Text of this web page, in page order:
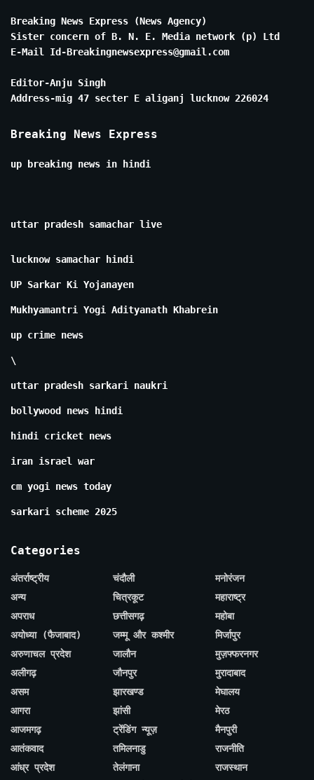
Breaking News Express (News Agency)
Sister concern of B. N. E. Media network (p) Ltd
E-Mail Id-Breakingnewsexpress@gmail.com
Editor-Anju Singh
Address-mig 47 secter E aliganj lucknow 226024
Breaking News Express
up breaking news in hindi
uttar pradesh samachar live
lucknow samachar hindi
UP Sarkar Ki Yojanayen
Mukhyamantri Yogi Adityanath Khabrein
up crime news
\
uttar pradesh sarkari naukri
bollywood news hindi
hindi cricket news
iran israel war
cm yogi news today
sarkari scheme 2025
Categories
अंतर्राष्ट्रीय
अन्य
अपराध
अयोध्या (फैजाबाद)
अरुणाचल प्रदेश
अलीगढ़
असम
आगरा
आजमगढ़
आतंकवाद
आंध्र प्रदेश
चंदौली
चित्रकूट
छत्तीसगढ़
जम्मू और कश्मीर
जालौन
जौनपुर
झारखण्ड
झांसी
ट्रेंडिंग न्यूज़
तमिलनाडु
तेलंगाना
मनोरंजन
महाराष्ट्र
महोबा
मिर्जापुर
मुज़फ्फरनगर
मुरादाबाद
मेघालय
मेरठ
मैनपुरी
राजनीति
राजस्थान